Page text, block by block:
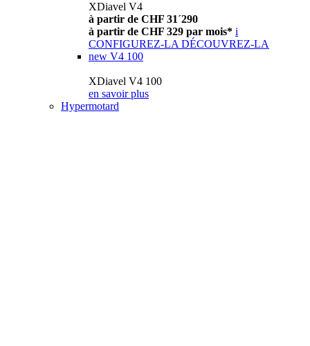
XDiavel V4
à partir de CHF 31´290
à partir de CHF 329 par mois* i
CONFIGUREZ-LA DÉCOUVREZ-LA
new V4 100
XDiavel V4 100
en savoir plus
Hypermotard